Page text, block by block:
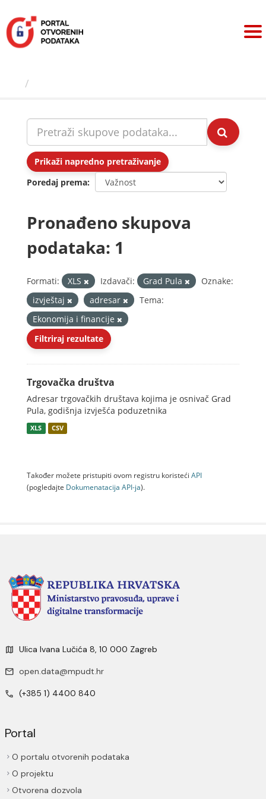
sadržaj
Prikaži napredno pretraživanje
Poredaj prema
Pronađeno skupova
podataka: 1
Formati: XLS Izdavači: Grad Pula
Oznake:
izvještaj
adresar
Tema:
Ekonomija i financije
Filtriraj rezultate
Trgovačka društva
Adresar trgovačkih društava kojima je osnivač Grad
Pula, godišnja izvješća poduzetnika
XLS CSV
Također možete pristupiti ovom registru koristeći API
(pogledajte Dokumenаtаcijа API-jа).